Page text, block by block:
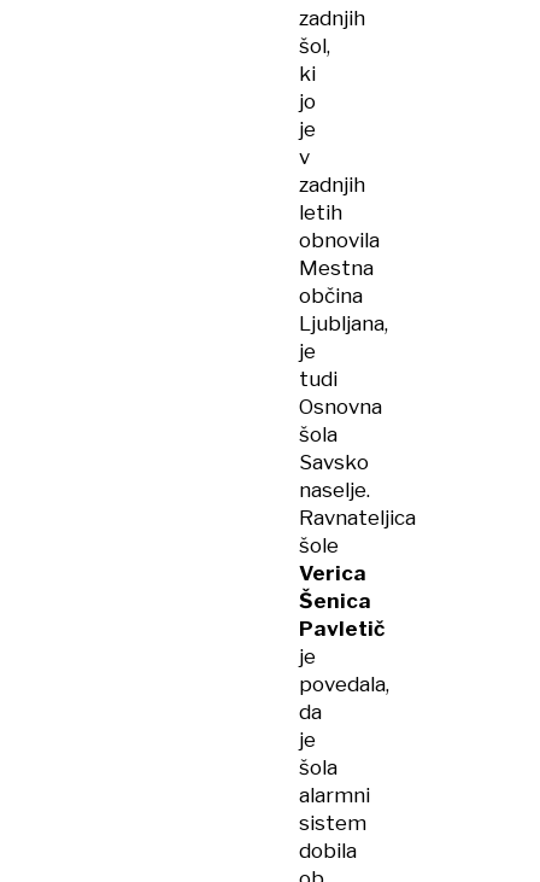
zadnjih
šol,
ki
jo
je
v
zadnjih
letih
obnovila
Mestna
občina
Ljubljana,
je
tudi
Osnovna
šola
Savsko
naselje.
Ravnateljica
šole
Verica
Šenica
Pavletič
je
povedala,
da
je
šola
alarmni
sistem
dobila